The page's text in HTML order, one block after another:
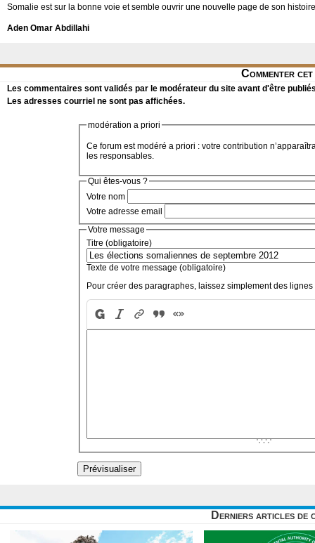
Somalie est sur la bonne voie et semble ouvrir une nouvelle page de son
Aden Omar Abdillahi
Commenter
Les commentaires sont validés par le modérateur du site avant d'être
Les adresses courriel ne sont pas affichées.
modération a priori
Ce forum est modéré a priori : votre contribution
les responsables.
Qui êtes-vous ?
Votre nom
Votre adresse email
Votre message
Titre (obligatoire)
Texte de votre message (obligatoire)
Pour créer des paragraphes, laissez simplement des lignes
Derniers articles de